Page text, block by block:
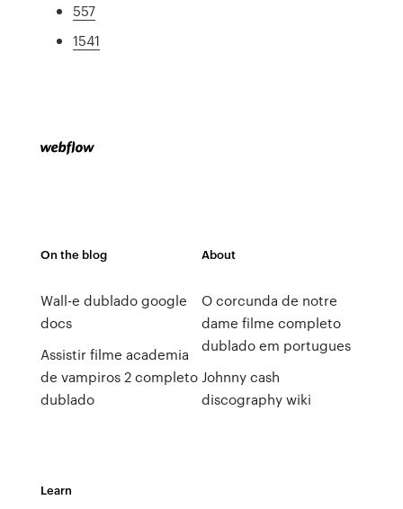
557
1541
On the blog
Wall-e dublado google
docs
Assistir filme academia
de vampiros 2 completo
dublado
About
O corcunda de notre
dame filme completo
dublado em portugues
Johnny cash
discography wiki
Learn